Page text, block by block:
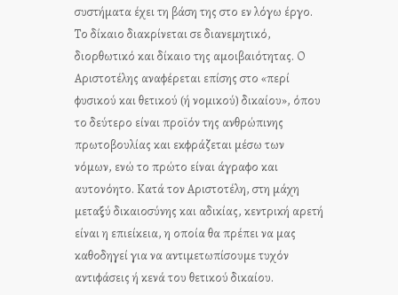
συστήματα έχει τη βάση της στο εν λόγω έργο.
Το δίκαιο διακρίνεται σε διανεμητικό,
διορθωτικό και δίκαιο της αμοιβαιότητας. Ο
Αριστοτέλης αναφέρεται επίσης στο «περί
φυσικού και θετικού (ή νομικού) δικαίου», όπου
το δεύτερο είναι προϊόν της ανθρώπινης
πρωτοβουλίας και εκφράζεται μέσω των
νόμων, ενώ το πρώτο είναι άγραφο και
αυτονόητο. Κατά τον Αριστοτέλη, στη μάχη
μεταξύ δικαιοσύνης και αδικίας, κεντρική αρετή
είναι η επιείκεια, η οποία θα πρέπει να μας
καθοδηγεί για να αντιμετωπίσουμε τυχόν
αντιφάσεις ή κενά του θετικού δικαίου.